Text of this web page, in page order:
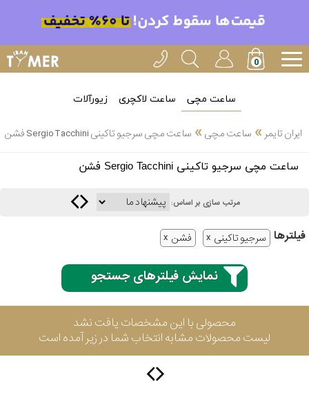
ساعت مچی ساعت لاکچری زیورآلات
ایران تایمر » ساعت مچی» ساعت مچی سرجیو تاکینی Sergio Tacchini فشن
ساعت مچی سرجیو تاکینی Sergio Tacchini فشن
مرتب سازی بر اساس:
فیلتر‌ها سرجیو تاکینی فشن
نمایش فیلترهای جستجو
محصولی با این مشخصات یافت نشد
لیست محصولات مشابه انتخاب شما در زیر آمده است
انتخاب
بین 3
3
سیکو
سیتیزن